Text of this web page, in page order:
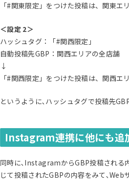
「#関東限定」をつけた投稿は、関東
＜設定 2＞
ハッシュタグ：「#関西限定」
自動投稿先GBP：関西エリアの全店舗
↓
「#関西限定」をつけた投稿は、関西
というように､ハッシュタグで投稿先
Instagram連携に他にも追
同時に､InstagramからGBP投稿される
じて投稿されたGBPの内容をみて､